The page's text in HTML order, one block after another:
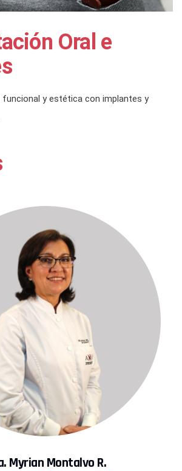
Oral e
funcional y estética con implantes y
Myrian Montalvo R.